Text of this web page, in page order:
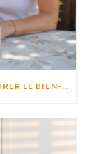
DÉPART EN VACANCES : COMMENT ASSURER LE BIEN-ÊTRE D’UN PROCHE RESTÉ À DOMICILE ?